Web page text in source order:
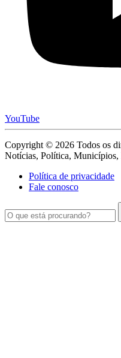
YouTube
Copyright © 2026 Todos os
Notícias, Política, Municípios,
Política de privacidade
Fale conosco